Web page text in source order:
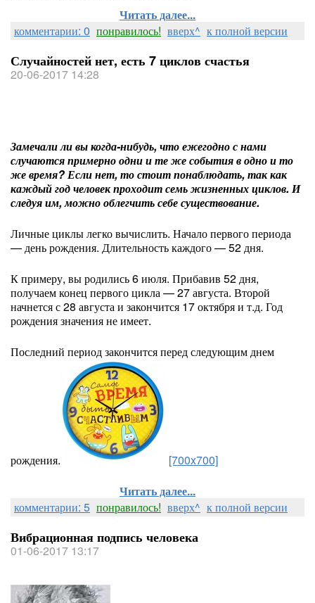
Читать далее...
комментарии: 0 понравилось! вверх^ к полной версии
Случайностей нет, есть 7 циклов счастья
20-06-2017 14:28
Замечали ли вы когда-нибудь, что ежегодно с нами
случаются примерно одни и те же события в одно и то
же время? Если нет, то стоит понаблюдать, так как
каждый год человек проходит семь жизненных циклов. И
следуя им, можно облегчить себе существование.
Личные циклы легко вычислить. Начало первого периода
— день рождения. Длительность каждого — 52 дня.
К примеру, вы родились 6 июля. Прибавив 52 дня,
получаем конец первого цикла — 27 августа. Второй
начнется с 28 августа и закончится 17 октября и т.д. Год
рождения значения не имеет.
Последний период закончится перед следующим днем
рождения.
[700x700]
Читать далее...
комментарии: 5 понравилось! вверх^ к полной версии
Вибрационная подпись человека
01-06-2017 13:17